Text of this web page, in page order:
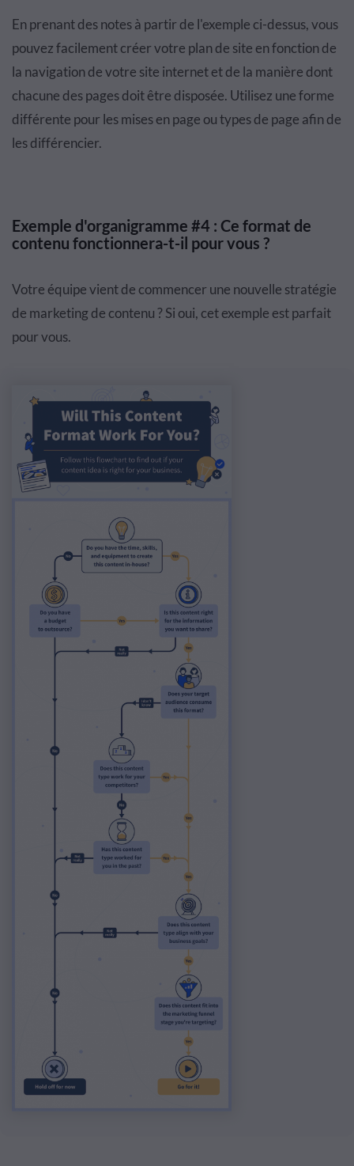
En prenant des notes à partir de l'exemple ci-dessus, vous
pouvez facilement créer votre plan de site en fonction de
la navigation de votre site internet et de la manière dont
chacune des pages doit être disposée. Utilisez une forme
différente pour les mises en page ou types de page afin de
les différencier.
Exemple d'organigramme #4 : Ce format de
contenu fonctionnera-t-il pour vous ?
Votre équipe vient de commencer une nouvelle stratégie
de marketing de contenu? Si oui, cet exemple est parfait
pour vous.